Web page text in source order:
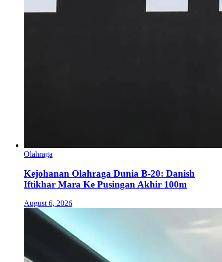
Olahraga
Kejohanan Olahraga Dunia B-20: Danish
Iftikhar Mara Ke Pusingan Akhir 100m
August 6, 2026